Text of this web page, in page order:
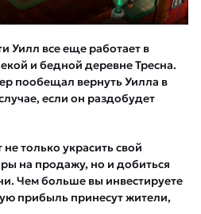
Уилл все еще работает в
и бедной деревне Тресна.
пообещал вернуть Уилла в
если он раздобудет
только украсить свой
на продажу, но и добиться
Чем больше вы инвестируете
прибыль принесут жители,